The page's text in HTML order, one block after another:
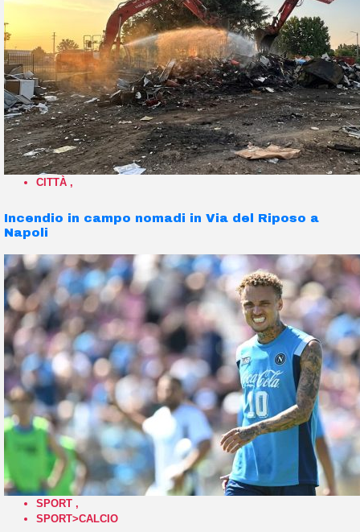
CITTÀ ,
Incendio in campo nomadi in Via del Riposo a
Napoli
SPORT ,
SPORT>CALCIO